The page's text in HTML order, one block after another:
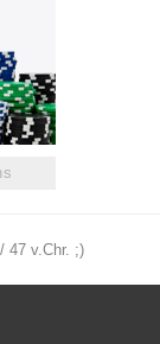
47 v.Chr. ;)